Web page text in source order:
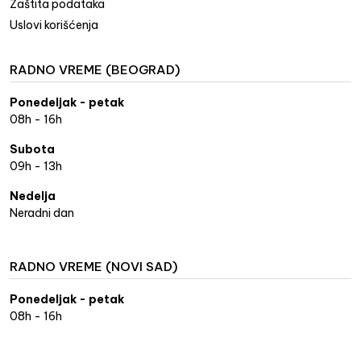
Zaštita podataka
Uslovi korišćenja
RADNO VREME (BEOGRAD)
Ponedeljak - petak
08h - 16h
Subota
09h - 13h
Nedelja
Neradni dan
RADNO VREME (NOVI SAD)
Ponedeljak - petak
08h - 16h